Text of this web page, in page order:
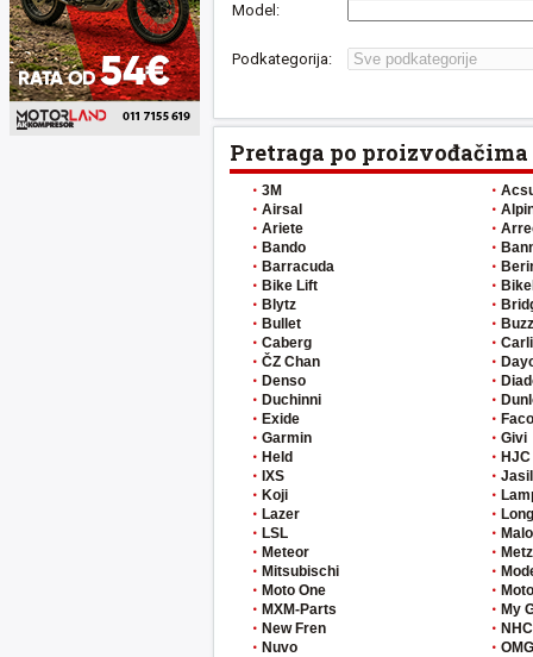
Model:
Podkategorija:
Pretraga po proizvođačima
3M
Airsal
Ariete
Bando
Barracuda
Bike Lift
Blytz
Bullet
Caberg
ČZ Chan
Denso
Duchinni
Exide
Garmin
Held
IXS
Koji
Lazer
LSL
Meteor
Mitsubischi
Moto One
MXM-Parts
New Fren
Nuvo
Faco
Givi
HJC
My
NHC
OMG